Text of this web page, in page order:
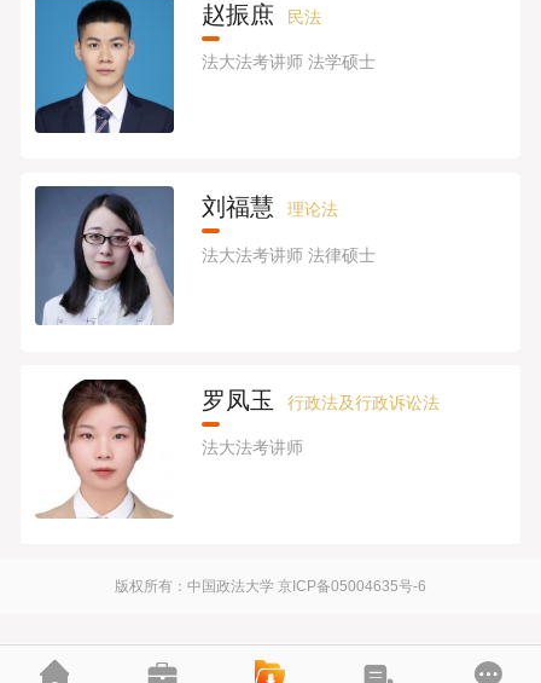
赵振庶 民法
法大法考讲师 法学硕士
刘福慧 理论法
法大法考讲师 法律硕士
罗凤玉 行政法及行政诉讼法
法大法考讲师
版权所有：中国政法大学 京ICP备05004635号-6